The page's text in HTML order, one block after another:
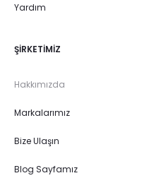
Yardım
ŞIRKETIMIZ
Hakkımızda
Markalarımız
Bize Ulaşın
Blog Sayfamız